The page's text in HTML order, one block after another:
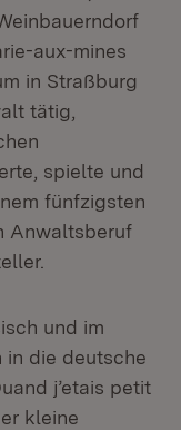
aux-mines
in Straßburg
tätig,
spielte und
fünfzigsten
Anwaltsberuf
und im
in die deutsche
j’etais petit
kleine